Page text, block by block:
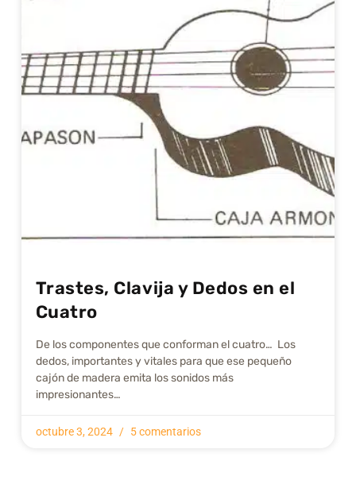
Trastes, Clavija y Dedos en el
Cuatro
De los componentes que conforman el cuatro… Los
dedos, importantes y vitales para que ese pequeño
cajón de madera emita los sonidos más
impresionantes…
octubre 3, 2024 5 comentarios